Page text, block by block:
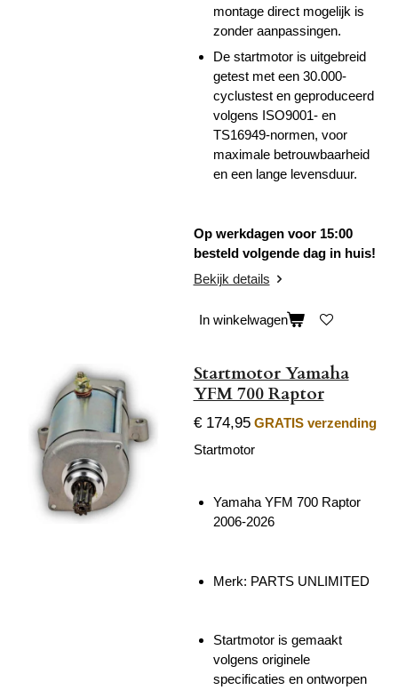
montage direct mogelijk is
zonder aanpassingen.
De startmotor is uitgebreid
getest met een 30.000-
cyclustest en geproduceerd
volgens ISO9001- en
TS16949-normen, voor
maximale betrouwbaarheid
en een lange levensduur.
Op werkdagen voor 15:00
besteld volgende dag in huis!
Bekijk details
In winkelwagen
Startmotor Yamaha
YFM 700 Raptor
€ 174,95 GRATIS verzending
Startmotor
Yamaha YFM 700 Raptor
2006-2026
Merk: PARTS UNLIMITED
Startmotor is gemaakt
volgens originele
specificaties en ontworpen